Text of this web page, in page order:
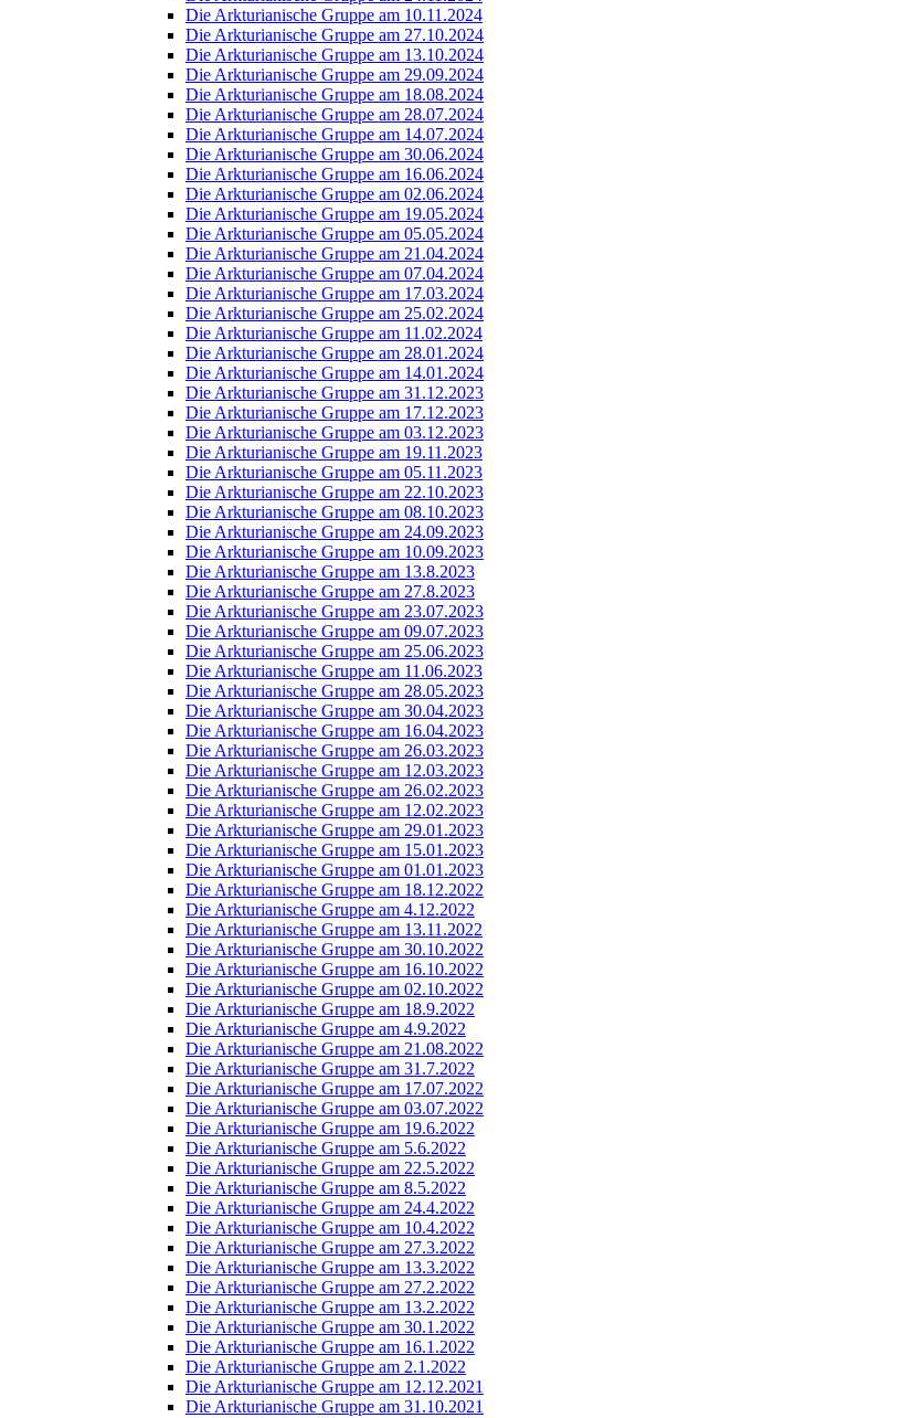
Die Arkturianische Gruppe am 10.11.2024
Die Arkturianische Gruppe am 27.10.2024
Die Arkturianische Gruppe am 13.10.2024
Die Arkturianische Gruppe am 29.09.2024
Die Arkturianische Gruppe am 18.08.2024
Die Arkturianische Gruppe am 28.07.2024
Die Arkturianische Gruppe am 14.07.2024
Die Arkturianische Gruppe am 30.06.2024
Die Arkturianische Gruppe am 16.06.2024
Die Arkturianische Gruppe am 02.06.2024
Die Arkturianische Gruppe am 19.05.2024
Die Arkturianische Gruppe am 05.05.2024
Die Arkturianische Gruppe am 21.04.2024
Die Arkturianische Gruppe am 07.04.2024
Die Arkturianische Gruppe am 17.03.2024
Die Arkturianische Gruppe am 25.02.2024
Die Arkturianische Gruppe am 11.02.2024
Die Arkturianische Gruppe am 28.01.2024
Die Arkturianische Gruppe am 14.01.2024
Die Arkturianische Gruppe am 31.12.2023
Die Arkturianische Gruppe am 17.12.2023
Die Arkturianische Gruppe am 03.12.2023
Die Arkturianische Gruppe am 19.11.2023
Die Arkturianische Gruppe am 05.11.2023
Die Arkturianische Gruppe am 22.10.2023
Die Arkturianische Gruppe am 08.10.2023
Die Arkturianische Gruppe am 24.09.2023
Die Arkturianische Gruppe am 10.09.2023
Die Arkturianische Gruppe am 13.8.2023
Die Arkturianische Gruppe am 27.8.2023
Die Arkturianische Gruppe am 23.07.2023
Die Arkturianische Gruppe am 09.07.2023
Die Arkturianische Gruppe am 25.06.2023
Die Arkturianische Gruppe am 11.06.2023
Die Arkturianische Gruppe am 28.05.2023
Die Arkturianische Gruppe am 30.04.2023
Die Arkturianische Gruppe am 16.04.2023
Die Arkturianische Gruppe am 26.03.2023
Die Arkturianische Gruppe am 12.03.2023
Die Arkturianische Gruppe am 26.02.2023
Die Arkturianische Gruppe am 12.02.2023
Die Arkturianische Gruppe am 29.01.2023
Die Arkturianische Gruppe am 15.01.2023
Die Arkturianische Gruppe am 01.01.2023
Die Arkturianische Gruppe am 18.12.2022
Die Arkturianische Gruppe am 4.12.2022
Die Arkturianische Gruppe am 13.11.2022
Die Arkturianische Gruppe am 30.10.2022
Die Arkturianische Gruppe am 16.10.2022
Die Arkturianische Gruppe am 02.10.2022
Die Arkturianische Gruppe am 18.9.2022
Die Arkturianische Gruppe am 4.9.2022
Die Arkturianische Gruppe am 21.08.2022
Die Arkturianische Gruppe am 31.7.2022
Die Arkturianische Gruppe am 17.07.2022
Die Arkturianische Gruppe am 03.07.2022
Die Arkturianische Gruppe am 19.6.2022
Die Arkturianische Gruppe am 5.6.2022
Die Arkturianische Gruppe am 22.5.2022
Die Arkturianische Gruppe am 8.5.2022
Die Arkturianische Gruppe am 24.4.2022
Die Arkturianische Gruppe am 10.4.2022
Die Arkturianische Gruppe am 27.3.2022
Die Arkturianische Gruppe am 13.3.2022
Die Arkturianische Gruppe am 27.2.2022
Die Arkturianische Gruppe am 13.2.2022
Die Arkturianische Gruppe am 30.1.2022
Die Arkturianische Gruppe am 16.1.2022
Die Arkturianische Gruppe am 2.1.2022
Die Arkturianische Gruppe am 12.12.2021
Die Arkturianische Gruppe am 31.10.2021